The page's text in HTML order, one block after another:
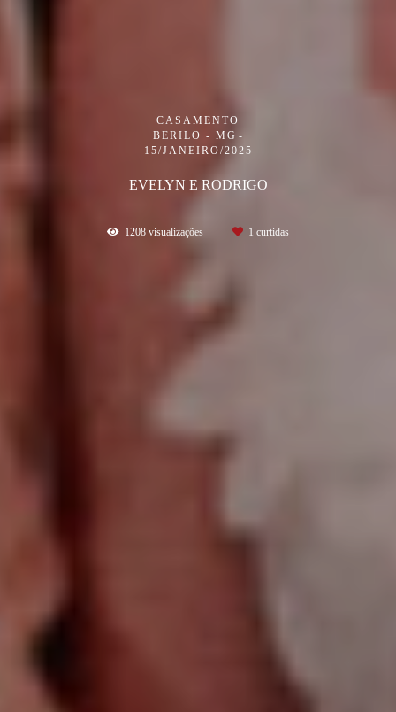
CASAMENTO
BERILO - MG
15/JANEIRO/2025
EVELYN E RODRIGO
1208 visualizações 1 curtidas